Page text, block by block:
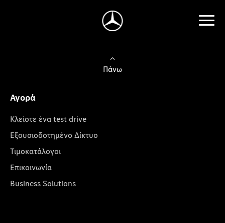
Πάνω
Αγορά
Κλείστε ένα test drive
Εξουσιοδοτημένο Δίκτυο
Τιμοκατάλογοι
Επικοινωνία
Business Solutions